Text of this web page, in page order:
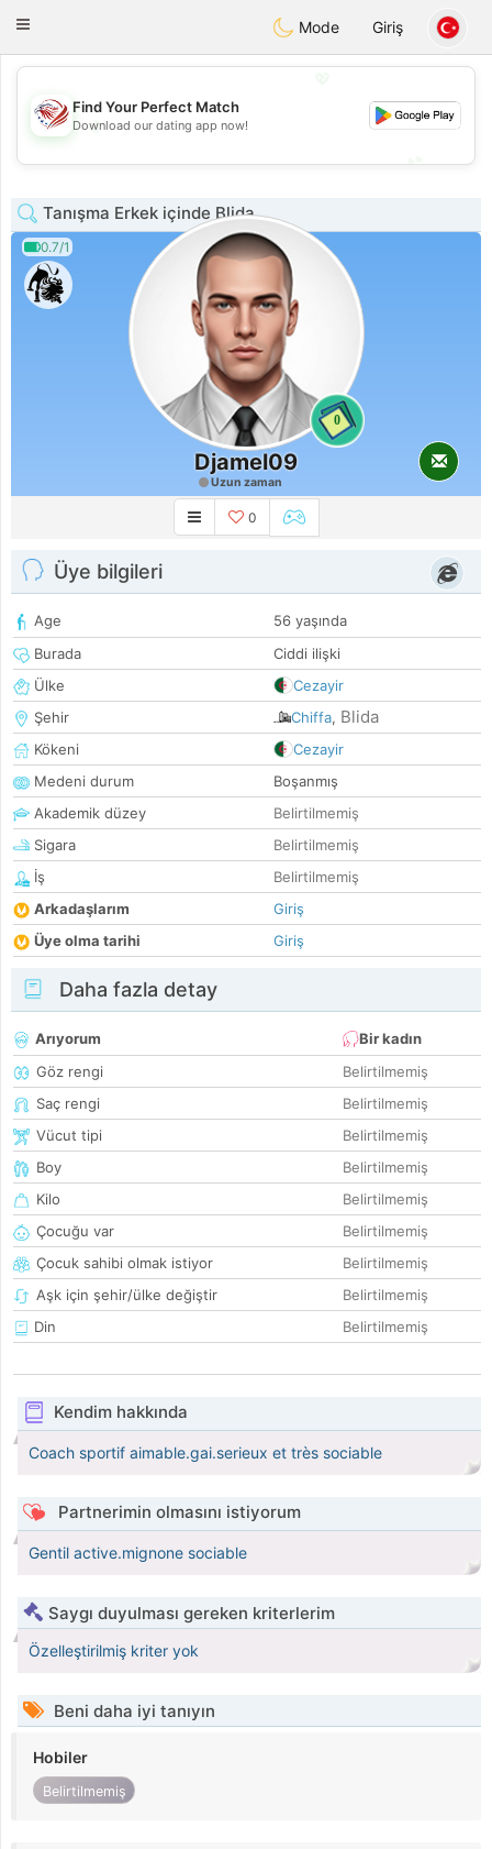
Dating
Toggle
Mode Giriş
💖
💕
Find Your Perfect Match
Download our dating app now!
Tanışma Erkek içinde Blida
0.7/1
0
Djamel09
Uzun zaman
0
Üye bilgileri
Age
56 yaşında
Burada
Ciddi ilişki
Ülke
Cezayir
Şehir
Chiffa, Blida
Kökeni
Cezayir
Medeni durum
Boşanmış
Akademik düzey
Belirtilmemiş
Sigara
Belirtilmemiş
İş
Belirtilmemiş
Arkadaşlarım
Giriş
Üye olma tarihi
Giriş
Daha fazla detay
Arıyorum
Bir kadın
Göz rengi
Belirtilmemiş
Saç rengi
Belirtilmemiş
Vücut tipi
Belirtilmemiş
Boy
Belirtilmemiş
Kilo
Belirtilmemiş
Çocuğu var
Belirtilmemiş
Çocuk sahibi olmak istiyor
Belirtilmemiş
Aşk için şehir/ülke değiştir
Belirtilmemiş
Din
Belirtilmemiş
Kendim hakkında
Coach sportif aimable.gai.serieux et très sociable
Partnerimin olmasını istiyorum
Gentil active.mignone sociable
Saygı duyulması gereken kriterlerim
Özelleştirilmiş kriter yok
Beni daha iyi tanıyın
Hobiler
Belirtilmemiş